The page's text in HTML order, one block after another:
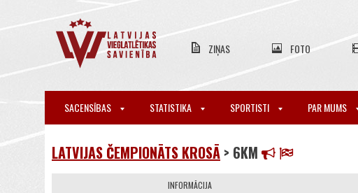
ZIŅAS FOTO
SACENSĪBAS STATISTIKA SPORTISTI PAR MUMS
LATVIJAS ČEMPIONĀTS KROSĀ > 6KM
INFORMĀCIJA